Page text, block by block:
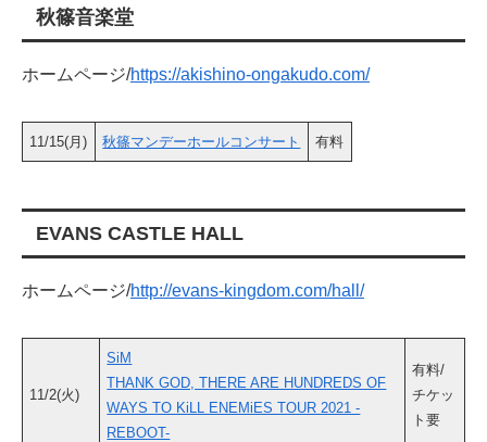
秋篠音楽堂
ホームページ/https://akishino-ongakudo.com/
11/15(月) 秋篠マンデーホールコンサート 有料
EVANS CASTLE HALL
ホームページ/http://evans-kingdom.com/hall/
11/2(火)
SiM
THANK GOD, THERE ARE HUNDREDS OF
WAYS TO KiLL ENEMiES TOUR 2021 -
REBOOT-
有料/
チケッ
ト要